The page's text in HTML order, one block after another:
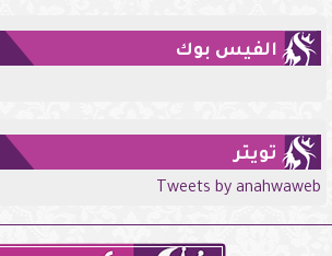
الفيس بوك
تويتر
Tweets by anahwaweb